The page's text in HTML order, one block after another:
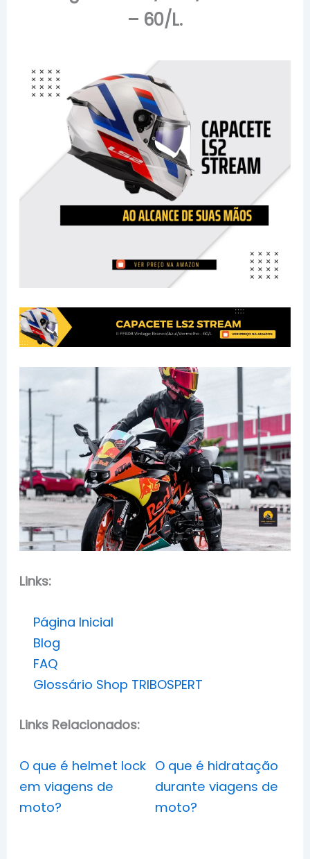
– 60/L.
Links:
Página Inicial
Blog
FAQ
Glossário Shop TRIBOSPERT
Links Relacionados:
O que é helmet lock
em viagens de
moto?
O que é hidratação
durante viagens de
moto?